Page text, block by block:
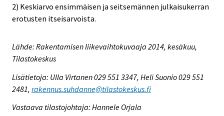
2) Keskiarvo ensimmäisen ja seitsemännen julkaisukerran
erotusten itseisarvoista.
Lähde: Rakentamisen liikevaihtokuvaaja 2014, kesäkuu,
Tilastokeskus
Lisätietoja: Ulla Virtanen 029 551 3347, Heli Suonio 029 551
2481, rakennus.suhdanne@tilastokeskus.fi
Vastaava tilastojohtaja: Hannele Orjala